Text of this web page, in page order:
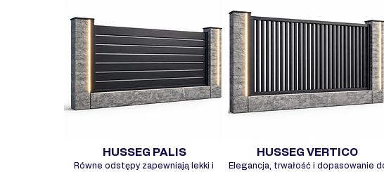
HUSSEG PALIS
Równe odstępy zapewniają lekki i
HUSSEG VERTICO
Elegancja, trwałość i dopasowanie